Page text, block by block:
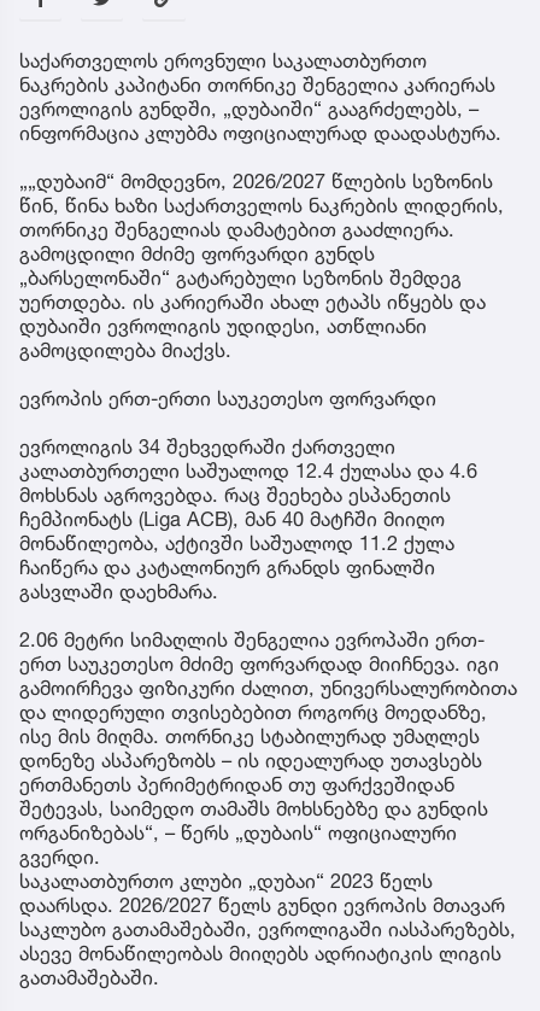
საქართველოს ეროვნული საკალათბურთო
ნაკრების კაპიტანი თორნიკე შენგელია კარიერას
ევროლიგის გუნდში, „დუბაიში“ გააგრძელებს, –
ინფორმაცია კლუბმა ოფიციალურად დაადასტურა.
„„დუბაიმ“ მომდევნო, 2026/2027 წლების სეზონის
წინ, წინა ხაზი საქართველოს ნაკრების ლიდერის,
თორნიკე შენგელიას დამატებით გააძლიერა.
გამოცდილი მძიმე ფორვარდი გუნდს
„ბარსელონაში“ გატარებული სეზონის შემდეგ
უერთდება. ის კარიერაში ახალ ეტაპს იწყებს და
დუბაიში ევროლიგის უდიდესი, ათწლიანი
გამოცდილება მიაქვს.
ევროპის ერთ-ერთი საუკეთესო ფორვარდი
ევროლიგის 34 შეხვედრაში ქართველი
კალათბურთელი საშუალოდ 12.4 ქულასა და 4.6
მოხსნას აგროვებდა. რაც შეეხება ესპანეთის
ჩემპიონატს (Liga ACB), მან 40 მატჩში მიიღო
მონაწილეობა, აქტივში საშუალოდ 11.2 ქულა
ჩაიწერა და კატალონიურ გრანდს ფინალში
გასვლაში დაეხმარა.
2.06 მეტრი სიმაღლის შენგელია ევროპაში ერთ-
ერთ საუკეთესო მძიმე ფორვარდად მიიჩნევა. იგი
გამოირჩევა ფიზიკური ძალით, უნივერსალურობითა
და ლიდერული თვისებებით როგორც მოედანზე,
ისე მის მიღმა. თორნიკე სტაბილურად უმაღლეს
დონეზე ასპარეზობს – ის იდეალურად უთავსებს
ერთმანეთს პერიმეტრიდან თუ ფარქვეშიდან
შეტევას, საიმედო თამაშს მოხსნებზე და გუნდის
ორგანიზებას“, – წერს „დუბაის“ ოფიციალური
გვერდი.
საკალათბურთო კლუბი „დუბაი“ 2023 წელს
დაარსდა. 2026/2027 წელს გუნდი ევროპის მთავარ
საკლუბო გათამაშებაში, ევროლიგაში იასპარეზებს,
ასევე მონაწილეობას მიიღებს ადრიატიკის ლიგის
გათამაშებაში.